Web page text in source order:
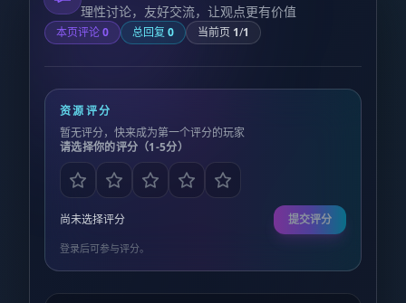
理性讨论，友好交流，让观点更有价值
本页评论0 总回复 0 当前页 1/1
资源评分
暂无评分，快来成为第一个评分的玩家
请选择你的评分（1-5分）
尚未选择评分 提交评分
登录后可参与评分。